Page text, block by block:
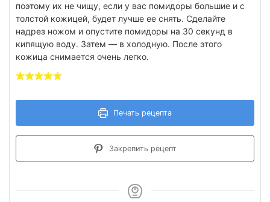
поэтому их не чищу, если у вас помидоры большие и с
толстой кожицей, будет лучше ее снять. Сделайте
надрез ножом и опустите помидоры на 30 секунд в
кипящую воду. Затем — в холодную. После этого
кожица снимается очень легко.
Печать рецепта
Закрепить рецепт